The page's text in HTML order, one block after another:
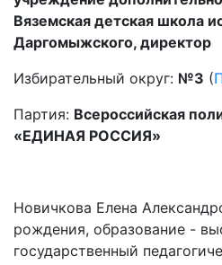
Вяземская детская школа
Даргомыжского, директор
Избирательный округ: №3 (
Партия: Всероссийская
«ЕДИНАЯ РОССИЯ»
Новичкова Елена
рождения, образование -
государственный